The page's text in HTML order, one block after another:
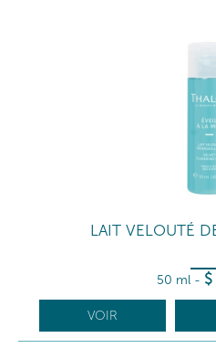
LAIT VELOUTÉ
50 ml - $
VOIR